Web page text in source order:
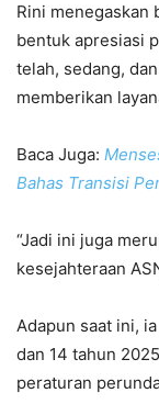
Rini menegaskan
bentuk apresiasi
telah, sedang,
memberikan
Baca Juga:
Bahas Transisi
“Jadi ini juga
kesejahteraan
Adapun saat ini,
dan 14 tahun
peraturan